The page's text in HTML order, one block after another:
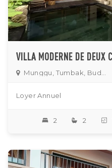
Loyer Annuel
2 2